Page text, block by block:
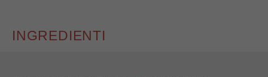
INGREDIENTI